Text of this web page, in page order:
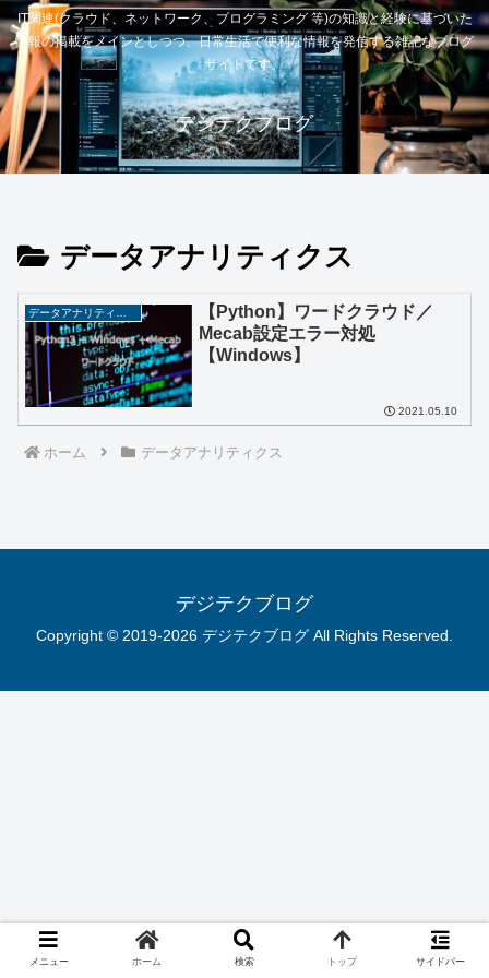
IT関連(クラウド、ネットワーク、プログラミング 等)の知識と経験に基づいた
情報の掲載をメインとしつつ、日常生活で便利な情報を発信する雑記なブログ
サイトです。
デジテクブログ
データアナリティクス
【Python】ワードクラウド／
Mecab設定エラー対処
【Windows】
2021.05.10
ホーム データアナリティクス
デジテクブログ
Copyright © 2019-2026 デジテクブログ All Rights Reserved.
メニュー ホーム 検索 トップ サイドバー